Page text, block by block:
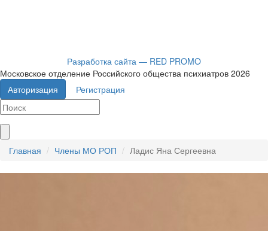
Разработка сайта — RED PROMO
Московское отделение Российского общества психиатров 2026
Авторизация
Регистрация
Главная Члены МО РОП Ладис Яна Сергеевна